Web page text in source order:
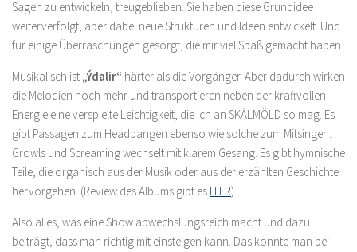
Sagen zu entwickeln, treugeblieben. Sie haben diese Grundidee
weiterverfolgt, aber dabei neue Strukturen und Ideen entwickelt. Und
für einige Überraschungen gesorgt, die mir viel Spaß gemacht haben.
Musikalisch ist „Ýdalir“ härter als die Vorgänger. Aber dadurch wirken
die Melodien noch mehr und transportieren neben der kraftvollen
Energie eine verspielte Leichtigkeit, die ich an SKÁLMÖLD so mag. Es
gibt Passagen zum Headbangen ebenso wie solche zum Mitsingen.
Growls und Screaming wechselt mit klarem Gesang. Es gibt hymnische
Teile, die organisch aus der Musik oder aus der erzählten Geschichte
hervorgehen. (Review des Albums gibt es HIER)
Also alles, was eine Show abwechslungsreich macht und dazu
beiträgt, dass man richtig mit einsteigen kann. Das konnte man bei